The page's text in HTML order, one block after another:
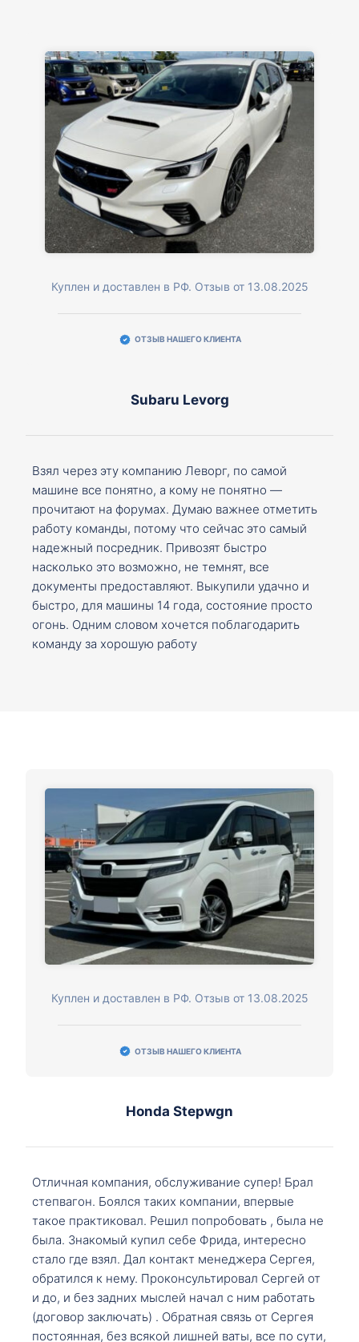
Куплен и доставлен в РФ. Отзыв от 13.08.2025
ОТЗЫВ НАШЕГО КЛИЕНТА
Subaru Levorg
Взял через эту компанию Леворг, по самой
машине все понятно, а кому не понятно —
прочитают на форумах. Думаю важнее отметить
работу команды, потому что сейчас это самый
надежный посредник. Привозят быстро
насколько это возможно, не темнят, все
документы предоставляют. Выкупили удачно и
быстро, для машины 14 года, состояние просто
огонь. Одним словом хочется поблагодарить
команду за хорошую работу
Куплен и доставлен в РФ. Отзыв от 13.08.2025
ОТЗЫВ НАШЕГО КЛИЕНТА
Honda Stepwgn
Отличная компания, обслуживание супер! Брал
степвагон. Боялся таких компании, впервые
такое практиковал. Решил попробовать , была не
была. Знакомый купил себе Фрида, интересно
стало где взял. Дал контакт менеджера Сергея,
обратился к нему. Проконсультировал Сергей от
и до, и без задних мыслей начал с ним работать
(договор заключать) . Обратная связь от Сергея
постоянная, без всякой лишней ваты, все по сути,